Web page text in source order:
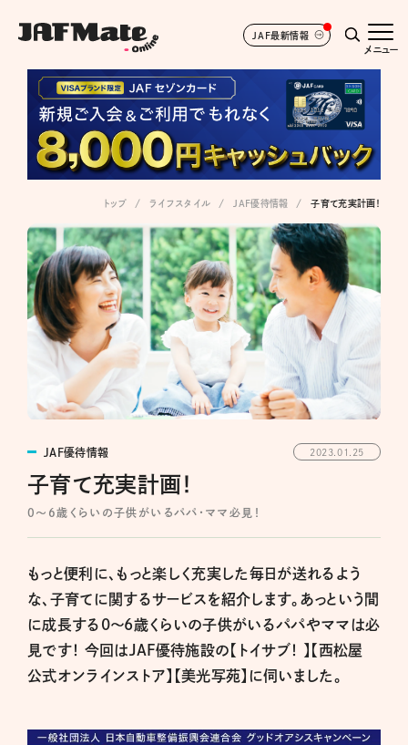
JAF最新情報
メニュー
トップ ライフスタイル JAF優待情報 子育て充実計画！
JAF優待情報 2023.01.25
子育て充実計画！
0～6歳くらいの子供がいるパパ・ママ必見！
もっと便利に、もっと楽しく充実した毎日が送れるよう
な、子育てに関するサービスを紹介します。あっという間
に成長する0～6歳くらいの子供がいるパパやママは必
見です！ 今回はJAF優待施設の 【トイサブ！ 】 【西松屋
公式オンラインストア】 【美光写苑】に伺いました。